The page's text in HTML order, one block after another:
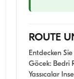
ROUTE
Entdecken
Göcek: Bedri
Yassıcalar